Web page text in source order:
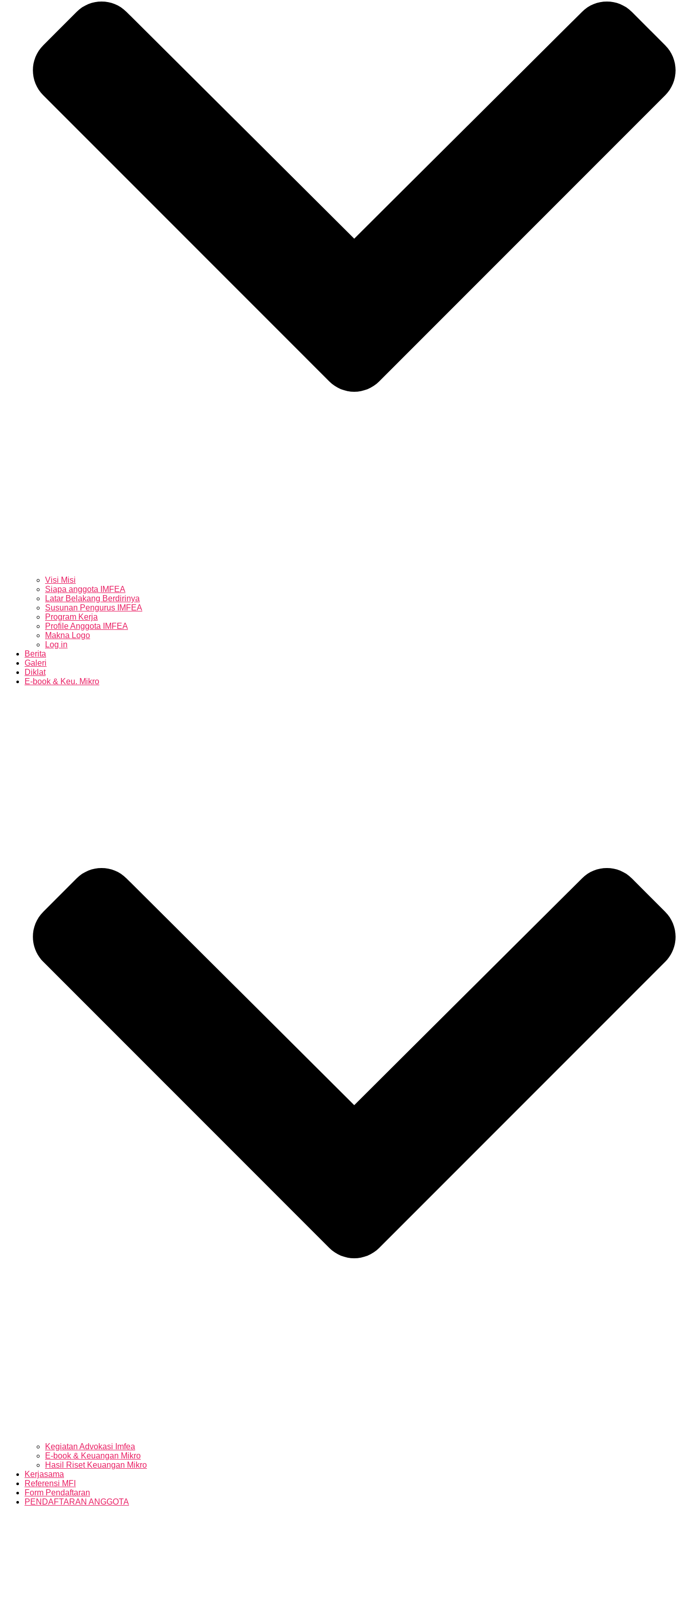
Visi Misi
Siapa anggota IMFEA
Latar Belakang Berdirinya
Susunan Pengurus IMFEA
Program Kerja
Profile Anggota IMFEA
Makna Logo
Log in
Berita
Galeri
Diklat
E-book & Keu. Mikro
Kegiatan Advokasi Imfea
E-book & Keuangan Mikro
Hasil Riset Keuangan Mikro
Kerjasama
Referensi MFI
Form Pendaftaran
PENDAFTARAN ANGGOTA